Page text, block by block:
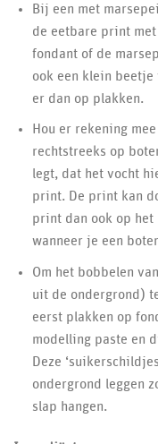
Bij een met
de eetbare print
fondant of de
ook een klein
er dan op plakken.
Hou er rekening
rechtstreeks op
legt, dat het vocht
print. De print kan
print dan ook op het
wanneer je een
Om het bobbelen
uit de ondergrond)
eerst plakken op
modelling paste en
Deze
ondergrond leggen
slap hangen.